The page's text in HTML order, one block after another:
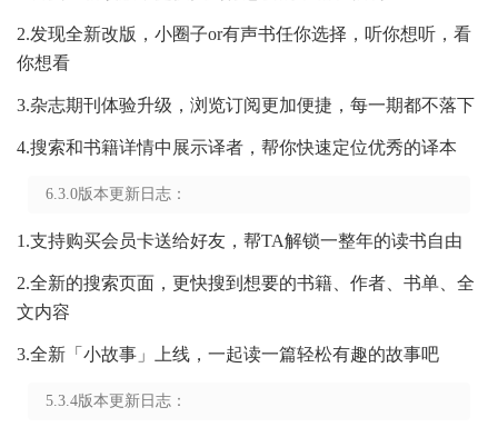
2.发现全新改版，小圈子or有声书任你选择，听你想听，看
你想看
3.杂志期刊体验升级，浏览订阅更加便捷，每一期都不落下
4.搜索和书籍详情中展示译者，帮你快速定位优秀的译本
6.3.0版本更新日志：
1.支持购买会员卡送给好友，帮TA解锁一整年的读书自由
2.全新的搜索页面，更快搜到想要的书籍、作者、书单、全
文内容
3.全新「小故事」上线，一起读一篇轻松有趣的故事吧
5.3.4版本更新日志：